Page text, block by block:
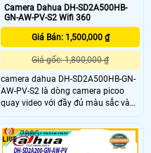
Camera Dahua DH-SD2A500HB-
GN-AW-PV-S2 Wifi 360
Giá Bán: 1,500,000 ₫
Giá gốc: 1,800,000 ₫
camera dahua DH-SD2A500HB-GN-
AW-PV-S2 là dòng camera picoo
quay video với đầy đủ màu sắc và
sử dụng đèn chiếu sáng kép thông
minh để giúp tạo ra hình ảnh sống
động giúp dễ dàng để có được
7805